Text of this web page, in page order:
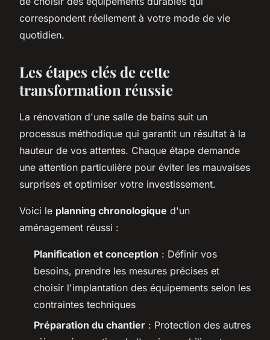
correspondent réellement à votre mode de vie
quotidien.
Les étapes clés de cette
transformation réussie
La rénovation d'une salle de bains suit un
processus méthodique qui garantit un résultat à la
hauteur de vos attentes. Chaque étape demande
une attention particulière pour éviter les mauvaises
surprises et optimiser votre investissement.
Voici le planning chronologique d'un
aménagement réussi :
Planification et conception : Définir vos
besoins, prendre les mesures précises et
choisir l'implantation des équipements selon les
contraintes techniques
Préparation du chantier : Protection des autres